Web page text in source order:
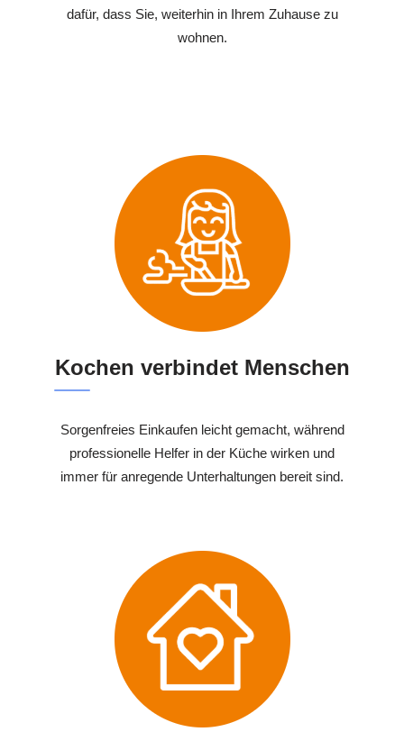
dafür, dass Sie, weiterhin in Ihrem Zuhause zu
wohnen.
Kochen verbindet Menschen
Sorgenfreies Einkaufen leicht gemacht, während
professionelle Helfer in der Küche wirken und
immer für anregende Unterhaltungen bereit sind.